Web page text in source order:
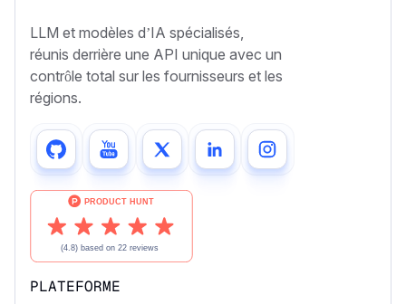
LLM et modèles d’IA spécialisés,
réunis derrière une API unique avec un
contrôle total sur les fournisseurs et les
régions.
PLATEFORME